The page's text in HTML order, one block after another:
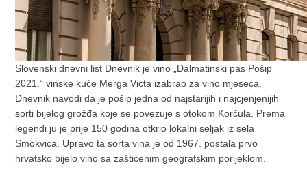
Slovenski dnevni list Dnevnik je vino „Dalmatinski pas Pošip
2021.“ vinske kuće Merga Victa izabrao za vino mjeseca.
Dnevnik navodi da je pošip jedna od najstarijih i najcjenjenijih
sorti bijelog grožđa koje se povezuje s otokom Korčula. Prema
legendi ju je prije 150 godina otkrio lokalni seljak iz sela
Smokvica. Upravo ta sorta vina je od 1967. postala prvo
hrvatsko bijelo vino sa zaštićenim geografskim porijeklom.